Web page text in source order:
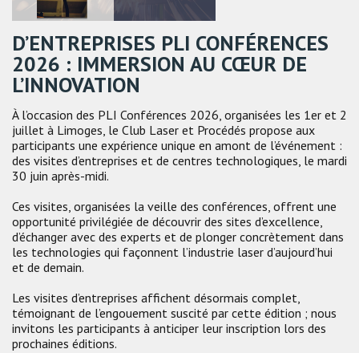
D’ENTREPRISES PLI CONFÉRENCES
2026 : IMMERSION AU CŒUR DE
L’INNOVATION
À l’occasion des PLI Conférences 2026, organisées les 1er et 2
juillet à Limoges, le Club Laser et Procédés propose aux
participants une expérience unique en amont de l’événement :
des visites d’entreprises et de centres technologiques, le mardi
30 juin après-midi.
Ces visites, organisées la veille des conférences, offrent une
opportunité privilégiée de découvrir des sites d’excellence,
d’échanger avec des experts et de plonger concrètement dans
les technologies qui façonnent l’industrie laser d’aujourd’hui
et de demain.
Les visites d’entreprises affichent désormais complet,
témoignant de l’engouement suscité par cette édition ; nous
invitons les participants à anticiper leur inscription lors des
prochaines éditions.